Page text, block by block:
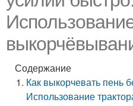
Содержание
Как выкорчевать пень
Использование